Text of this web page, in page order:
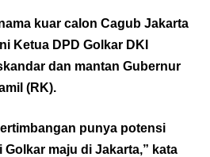
kuar calon Cagub Jakarta
Ketua DPD Golkar DKI
dan mantan Gubernur
(RK).
punya potensi
maju di Jakarta,” kata